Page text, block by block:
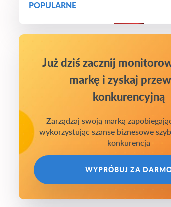
POPULARNE
Już dziś zacznij
markę i zyskaj
konkurencyjną
Zarządzaj swoją marką
wykorzystując szanse biznesowe
konkurencja
WYPRÓBUJ ZA